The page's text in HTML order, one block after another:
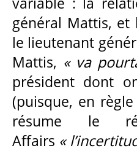
général Mattis, et
le lieutenant
Mattis, « va
président dont
(puisque, en
résume le
Affairs «